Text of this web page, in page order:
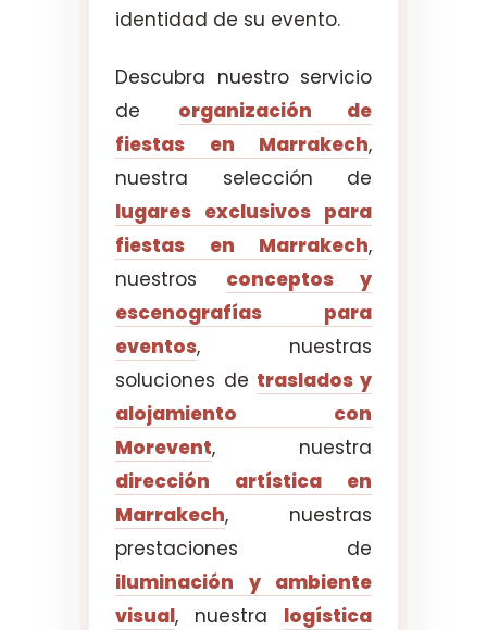
identidad de su evento.
Descubra nuestro servicio
de organización de
fiestas en Marrakech,
nuestra selección de
lugares exclusivos para
fiestas en Marrakech,
nuestros conceptos y
escenografías para
eventos, nuestras
soluciones de traslados y
alojamiento con
Morevent, nuestra
dirección artística en
Marrakech, nuestras
prestaciones de
iluminación y ambiente
visual, nuestra logística